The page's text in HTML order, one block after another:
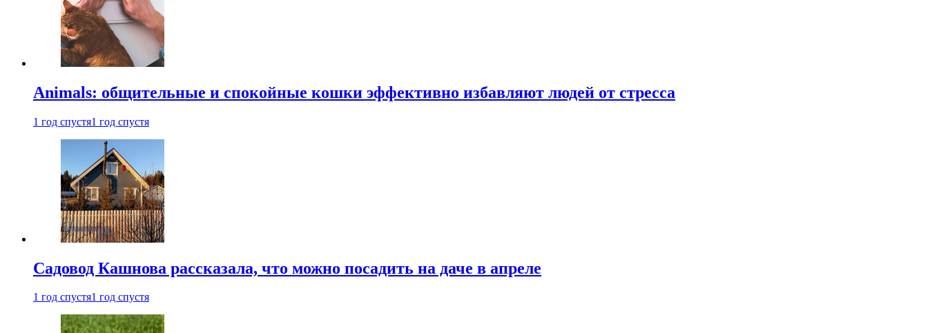
Animals: общительные и спокойные кошки эффективно избавляют людей от стресса
1 год спустя1 год спустя
Садовод Кашнова рассказала, что можно посадить на даче в апреле
1 год спустя1 год спустя